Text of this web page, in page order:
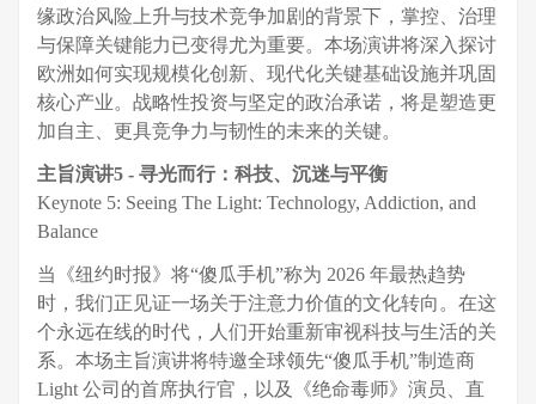
缘政治风险上升与技术竞争加剧的背景下，掌控、治理
与保障关键能力已变得尤为重要。本场演讲将深入探讨
欧洲如何实现规模化创新、现代化关键基础设施并巩固
核心产业。战略性投资与坚定的政治承诺，将是塑造更
加自主、更具竞争力与韧性的未来的关键。
主旨演讲5 - 寻光而行：科技、沉迷与平衡
Keynote 5: Seeing The Light: Technology, Addiction, and
Balance
当《纽约时报》将“傻瓜手机”称为 2026 年最热趋势
时，我们正见证一场关于注意力价值的文化转向。在这
个永远在线的时代，人们开始重新审视科技与生活的关
系。本场主旨演讲将特邀全球领先“傻瓜手机”制造商
Light 公司的首席执行官，以及《绝命毒师》演员、直